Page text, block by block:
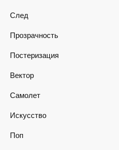
След
Прозрачность
Постеризация
Вектор
Самолет
Искусство
Поп